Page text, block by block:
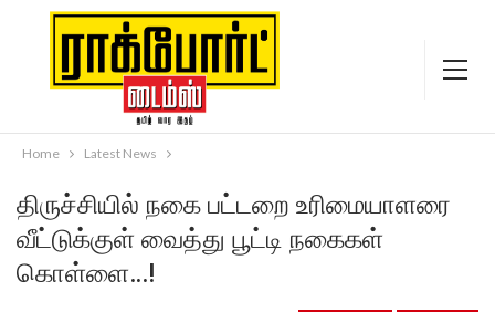
Home Latest News
திருச்சியில் நகை பட்டறை உரிமையாளரை
வீட்டுக்குள் வைத்து பூட்டி நகைகள்
கொள்ளை…!